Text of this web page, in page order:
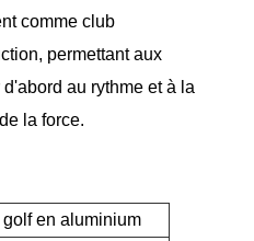
comme club
permettant aux
au rythme et à la
la force.
golf en aluminium